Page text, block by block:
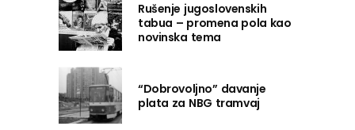
Rušenje jugoslovenskih
tabua – promena pola kao
novinska tema
“Dobrovoljno” davanje
plata za NBG tramvaj